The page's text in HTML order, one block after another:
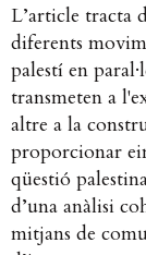
L’article tracta
diferents
palestí en
transmeten a
altre a la
proporcionar
qüestió
d’una anàlisi
mitjans de